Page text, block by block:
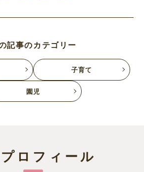
記事のカテゴリー
子育て
園児
ロフィール